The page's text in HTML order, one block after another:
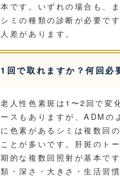
本です。いずれの場合も、
シミの種類の診断が必要で
人差があります。
1回で取れますか？何回必
老人性色素斑は1〜2回で変
ースもありますが、ADMの
に色素があるシミは複数回
ことが多いです。肝斑のト
期的な複数回照射が基本で
類・深さ・大きさ・生活習